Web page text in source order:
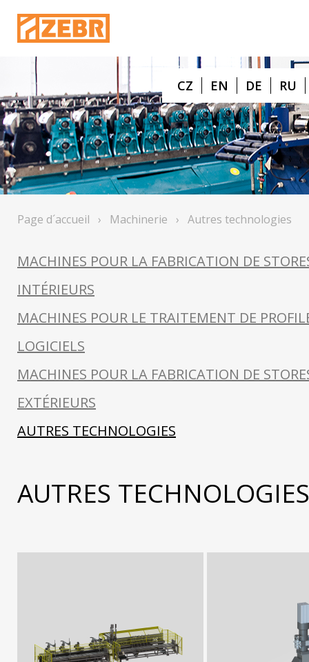
CZ EN DE RU
Page d´accueil › Machinerie › Autres technologies
MACHINES POUR LA FABRICATION DE
INTÉRIEURS
MACHINES POUR LE TRAITEMENT DE
LOGICIELS
MACHINES POUR LA FABRICATION DE
EXTÉRIEURS
AUTRES TECHNOLOGIES
AUTRES TECHNOLOGIES